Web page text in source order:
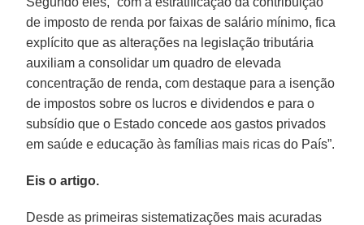
de imposto de renda por faixas de salário mínimo, fica
explícito que as alterações na legislação tributária
auxiliam a consolidar um quadro de elevada
concentração de renda, com destaque para a isenção
de impostos sobre os lucros e dividendos e para o
subsídio que o Estado concede aos gastos privados
em saúde e educação às famílias mais ricas do País”.
Eis o artigo.
Desde as primeiras sistematizações mais acuradas